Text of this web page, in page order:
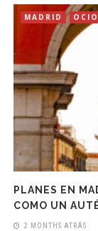
MADRID
PLANES EN
COMO UN
2 MONTHS ATRÁS